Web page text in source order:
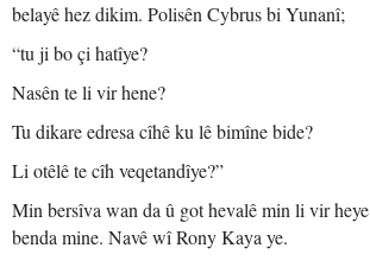
belayê hez dikim. Polisên Cybrus bi Yunanî;
“tu ji bo çi hatîye?
Nasên te li vir hene?
Tu dikare edresa cîhê ku lê bimîne bide?
Li otêlê te cîh veqetandîye?”
Min bersîva wan da û got hevalê min li vir
benda mine. Navê wî Rony Kaya ye.